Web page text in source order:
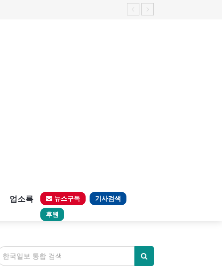
업소록 뉴스구독 기사검색
후원